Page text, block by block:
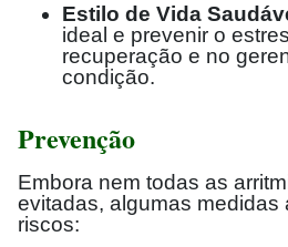
Estilo de Vida
ideal e prevenir o
recuperação e no
condição.
Prevenção
Embora nem todas as
evitadas, algumas medidas
riscos: